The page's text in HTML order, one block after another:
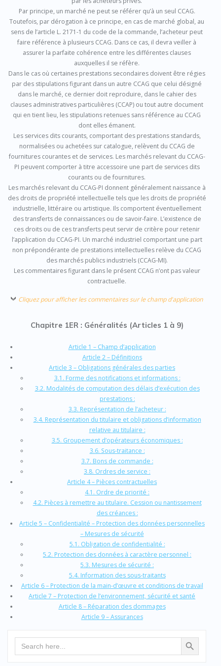
Par principe, un marché ne peut se référer qu’à un seul CCAG.
Toutefois, par dérogation à ce principe, en cas de marché global, au
sens de l’article L. 2171-1 du code de la commande, l’acheteur peut
faire référence à plusieurs CCAG. Dans ce cas, il devra veiller à
assurer la parfaite cohérence entre les différentes clauses
auxquelles il se réfère.
Dans le cas où certaines prestations secondaires doivent être régies
par des stipulations figurant dans un autre CCAG que celui désigné
dans le marché, ce dernier doit reproduire, dans le cahier des
clauses administratives particulières (CCAP) ou tout autre document
qui en tient lieu, les stipulations retenues sans référence au CCAG
dont elles émanent.
Les services dits courants, comportant des prestations standards,
normalisées ou achetées sur catalogue, relèvent du CCAG de
fournitures courantes et de services. Les marchés relevant du CCAG-
PI peuvent comporter à titre accessoire une part de services dits
courants ou de fournitures.
Les marchés relevant du CCAG-PI donnent généralement naissance à
des droits de propriété intellectuelle tels que les droits de propriété
industrielle, littéraire ou artistique. Ils comportent éventuellement
des transferts de connaissances ou de savoir-faire. L’existence de
ces droits ou de ces transferts peut servir de critère pour retenir
l’application du CCAG-PI. Un marché industriel comportant une part
non prépondérante de prestations intellectuelles relève du CCAG
des marchés publics industriels (CCAG-MI).
Les commentaires figurant dans le présent CCAG n’ont pas valeur
contractuelle.
Cliquez pour afficher les commentaires sur le champ d'application
Chapitre 1ER : Généralités (Articles 1 à 9)
Article 1 – Champ d’application
Article 2 – Définitions
Article 3 – Obligations générales des parties
3.1. Forme des notifications et informations :
3.2. Modalités de computation des délais d’exécution des
prestations :
3.3. Représentation de l’acheteur :
3.4. Représentation du titulaire et obligations d’information
relative au titulaire :
3.5. Groupement d’opérateurs économiques :
3.6. Sous-traitance :
3.7. Bons de commande :
3.8. Ordres de service :
Article 4 – Pièces contractuelles
4.1. Ordre de priorité :
4.2. Pièces à remettre au titulaire. Cession ou nantissement
des créances :
Article 5 – Confidentialité – Protection des données personnelles
– Mesures de sécurité
5.1. Obligation de confidentialité :
5.2. Protection des données à caractère personnel :
5.3. Mesures de sécurité :
5.4. Information des sous-traitants
Article 6 – Protection de la main-d’œuvre et conditions de travail
Article 7 – Protection de l’environnement, sécurité et santé
Article 8 – Réparation des dommages
Article 9 – Assurances
Search Search Button